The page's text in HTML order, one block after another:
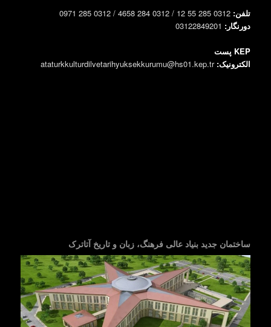
تلفن:
دورنگار:
KEP پست
الکترونیک:ataturkkulturdilvetarihyuksekkurumu@hs01.kep.tr
ساختمان جدید بنیاد عالی فرهنگ، زبان و تاریخ آتاترک